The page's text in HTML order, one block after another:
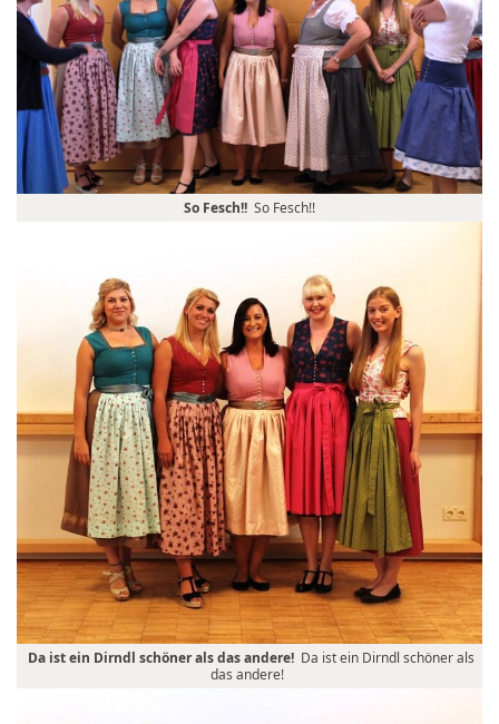
So Fesch!! So Fesch!!
Da ist ein Dirndl schöner als das andere! Da ist ein Dirndl schöner als
das andere!